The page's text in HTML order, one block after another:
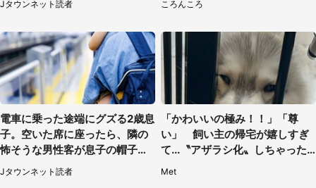
Jタウンネット読者 ころんころ
電車に乗った途端にグズる2歳息
子。空いた席に座ったら、隣の
怖そうな男性客が息子の帽子に
手を伸ばし（千葉県・40代女
性）
Jタウンネット読者
「かわいいの極み！！」「尊
い」 飼い主の帰宅が嬉しすぎ
て...〝アザラシ化〟しちゃった
Met